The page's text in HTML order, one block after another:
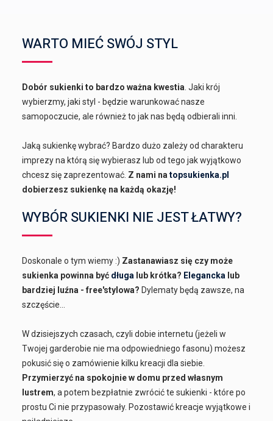
WARTO MIEĆ SWÓJ STYL
Dobór sukienki to bardzo ważna kwestia . Jaki krój
wybierzmy, jaki styl - będzie warunkować nasze
samopoczucie, ale również to jak nas będą odbierali inni.
Jaką sukienkę wybrać? Bardzo dużo zależy od charakteru
imprezy na którą się wybierasz lub od tego jak wyjątkowo
chcesz się zaprezentować. Z nami natopsukienka.pl
dobierzesz sukienkę na każdą okazję!
WYBÓR SUKIENKI NIE JEST ŁATWY?
Doskonale o tym wiemy :) Zastanawiasz się czy może
sukienka powinna być długa lub krótka? Elegancka lub
bardziej luźna - free'stylowa? Dylematy będą zawsze, na
szczęście...
W dzisiejszych czasach, czyli dobie internetu (jeżeli w
Twojej garderobie nie ma odpowiedniego fasonu) możesz
pokusić się o zamówienie kilku kreacji dla siebie.
Przymierzyć na spokojnie w domu przed własnym
lustrem, a potem bezpłatnie zwrócić te sukienki - które po
prostu Ci nie przypasowały. Pozostawić kreacje wyjątkowe i